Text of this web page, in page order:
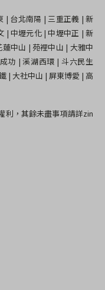
| 台北南陽 |三重正義 |新
| 中壢元化|中壢中正 |新
蓮中山 | 苑裡中山 | 大雅中
功 |溪湖西環 |斗六民生
| 大社中山 | 屏東博愛 | 高
利，其餘未盡事項請詳zin